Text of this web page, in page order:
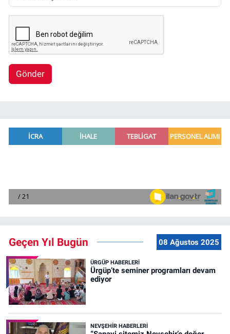
Gönder
Geçen Yıl Bugün 08 Ağustos 2025
ÜRGÜP HABERLERI
Ürgüp’te seminer programları devam
ediyor
NEVŞEHIR HABERLERI